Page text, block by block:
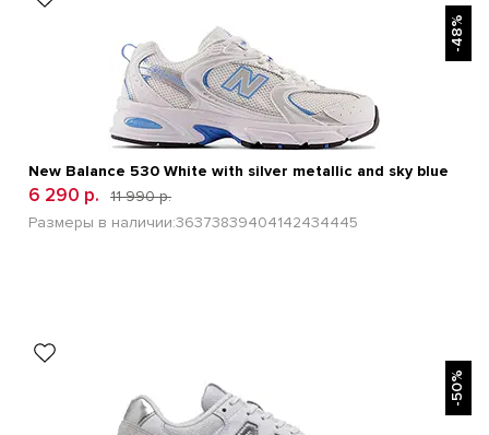
-48%
New Balance 530 White with silver metallic and sky blue
6 290 р.
11 990 р.
Размеры в наличии:36373839404142434445
-50%